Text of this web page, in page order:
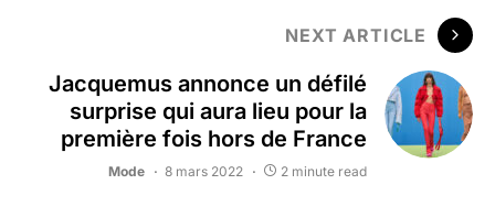
NEXT ARTICLE
Jacquemus annonce un défilé
surprise qui aura lieu pour la
première fois hors de France
Mode 8 mars 2022 2 minute read